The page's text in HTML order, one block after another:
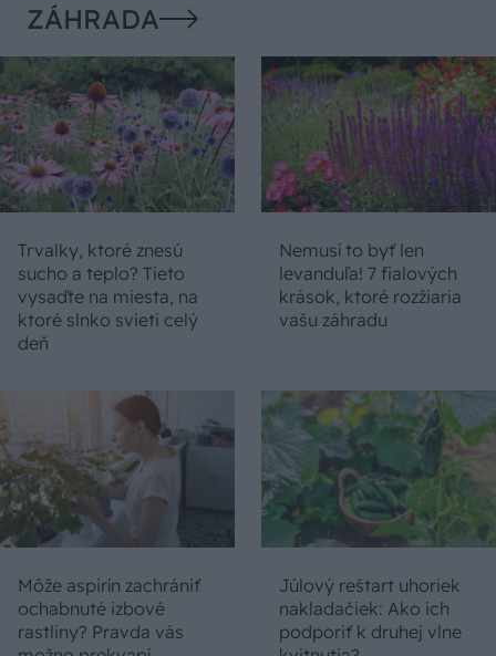
ZÁHRADA
Trvalky, ktoré znesú
sucho a teplo? Tieto
vysaďte na miesta, na
ktoré slnko svieti celý
deň
Nemusí to byť len
levanduľa! 7 fialových
krások, ktoré rozžiaria
vašu záhradu
Môže aspirín zachrániť
ochabnuté izbové
rastliny? Pravda vás
Júlový reštart uhoriek
nakladačiek: Ako ich
podporiť k druhej vlne